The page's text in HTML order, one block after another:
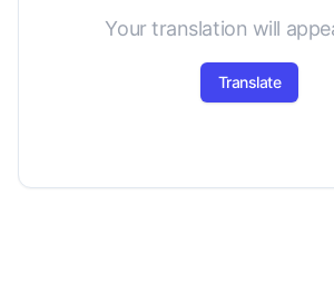
Your translation will
Translate